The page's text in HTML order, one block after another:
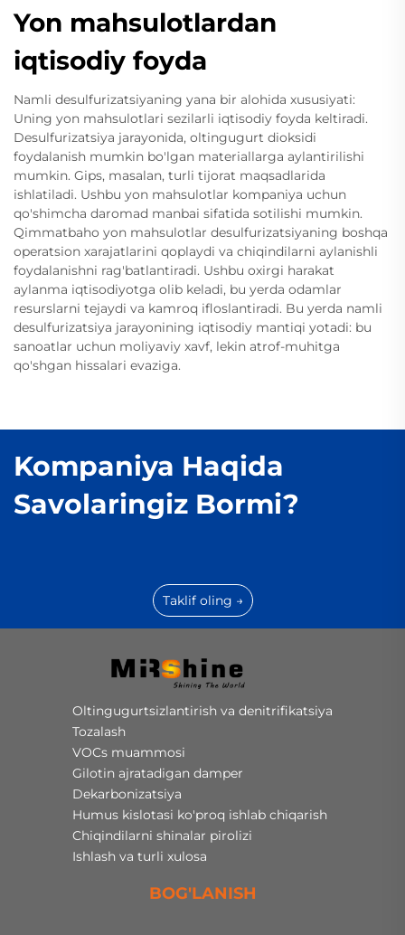
Yon mahsulotlardan
iqtisodiy foyda
Namli desulfurizatsiyaning yana bir alohida xususiyati:
Uning yon mahsulotlari sezilarli iqtisodiy foyda keltiradi.
Desulfurizatsiya jarayonida, oltingugurt dioksidi
foydalanish mumkin bo'lgan materiallarga aylantirilishi
mumkin. Gips, masalan, turli tijorat maqsadlarida
ishlatiladi. Ushbu yon mahsulotlar kompaniya uchun
qo'shimcha daromad manbai sifatida sotilishi mumkin.
Qimmatbaho yon mahsulotlar desulfurizatsiyaning boshqa
operatsion xarajatlarini qoplaydi va chiqindilarni aylanishli
foydalanishni rag'batlantiradi. Ushbu oxirgi harakat
aylanma iqtisodiyotga olib keladi, bu yerda odamlar
resurslarni tejaydi va kamroq ifloslantiradi. Bu yerda namli
desulfurizatsiya jarayonining iqtisodiy mantiqi yotadi: bu
sanoatlar uchun moliyaviy xavf, lekin atrof-muhitga
qo'shgan hissalari evaziga.
Kompaniya Haqida
Savolaringiz Bormi?
Taklif oling →
Oltingugurtsizlantirish va denitrifikatsiya
Tozalash
VOCs muammosi
Gilotin ajratadigan damper
Dekarbonizatsiya
Humus kislotasi ko'proq ishlab chiqarish
Chiqindilarni shinalar pirolizi
Ishlash va turli xulosa
BOG'LANISH